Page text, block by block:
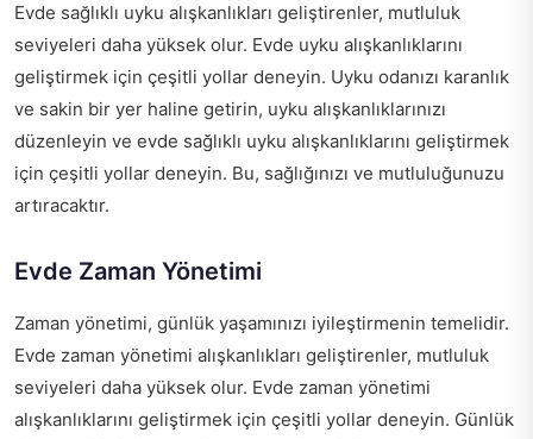
Evde sağlıklı uyku alışkanlıkları geliştirenler, mutluluk
seviyeleri daha yüksek olur. Evde uyku alışkanlıklarını
geliştirmek için çeşitli yollar deneyin. Uyku odanızı karanlık
ve sakin bir yer haline getirin, uyku alışkanlıklarınızı
düzenleyin ve evde sağlıklı uyku alışkanlıklarını geliştirmek
için çeşitli yollar deneyin. Bu, sağlığınızı ve mutluluğunuzu
artıracaktır.
Evde Zaman Yönetimi
Zaman yönetimi, günlük yaşamınızı iyileştirmenin temelidir.
Evde zaman yönetimi alışkanlıkları geliştirenler, mutluluk
seviyeleri daha yüksek olur. Evde zaman yönetimi
alışkanlıklarını geliştirmek için çeşitli yollar deneyin. Günlük